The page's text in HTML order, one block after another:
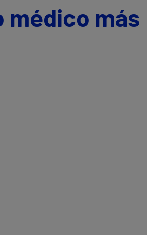
médico más